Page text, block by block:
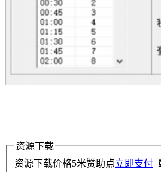
资源下载
资源下载价格5米赞助点立即支付